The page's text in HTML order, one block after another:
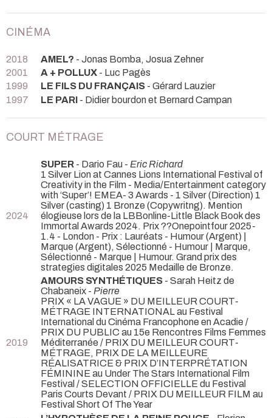
CINÉMA
2018 AMEL? - Jonas Bomba, Josua Zehner
2001
A + POLLUX - Luc Pagès
1999
LE FILS DU FRANÇAIS - Gérard Lauzier
1997
LE PARI - Didier bourdon et Bernard Campan
COURT MÉTRAGE
2024
SUPER - Dario Fau - Eric Richard
1 Silver Lion at Cannes Lions International Festival of
Creativity in the Film - Media/Entertainment category
with ‘Super’! EMEA- 3 Awards - 1 Silver (Direction) 1
Silver (casting) 1 Bronze (Copywritng). Mention
élogieuse lors de la LBBonline-Little Black Book des
Immortal Awards 2024. Prix ??Onepointfour 2025-
1.4 - London - Prix : Lauréats - Humour (Argent) |
Marque (Argent), Sélectionné - Humour | Marque,
Sélectionné - Marque | Humour. Grand prix des
strategies digitales 2025 Medaille de Bronze.
2019
AMOURS SYNTHÉTIQUES - Sarah Heitz de
Chabaneix - Pierre
PRIX « LA VAGUE » DU MEILLEUR COURT-
MÉTRAGE INTERNATIONAL au Festival
International du Cinéma Francophone en Acadie /
PRIX DU PUBLIC au 15e Rencontres Films Femmes
Méditerranée / PRIX DU MEILLEUR COURT-
MÉTRAGE, PRIX DE LA MEILLEURE
RÉALISATRICE & PRIX D’INTERPRÉTATION
FÉMININE au Under The Stars International Film
Festival / SELECTION OFFICIELLE du Festival
Paris Courts Devant / PRIX DU MEILLEUR FILM au
Festival Short Of The Year